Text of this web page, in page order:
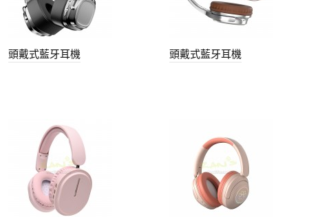
頭戴式藍牙耳機 頭戴式藍牙耳機